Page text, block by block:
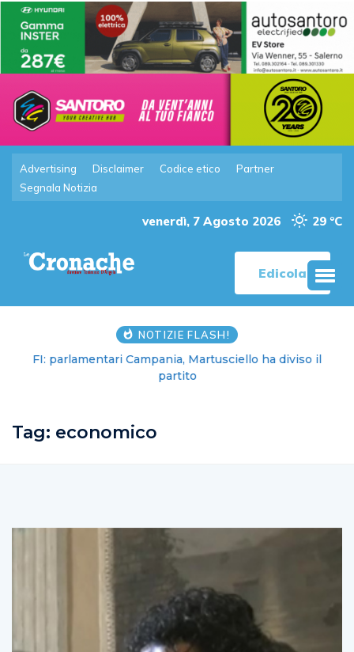
Advertising Disclaimer Codice etico
Partner
Segnala Notizia
venerdì, 7 Agosto 2026 29 °C
Edicola
NOTIZIE FLASH!
FI: parlamentari Campania, Martusciello ha diviso il
partito
Tag: economico